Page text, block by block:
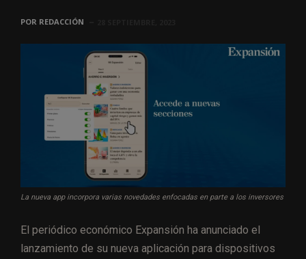
POR REDACCIÓN
La nueva app incorpora varias novedades enfocadas en parte a los inversores
El periódico económico Expansión ha anunciado el
lanzamiento de su nueva aplicación para dispositivos